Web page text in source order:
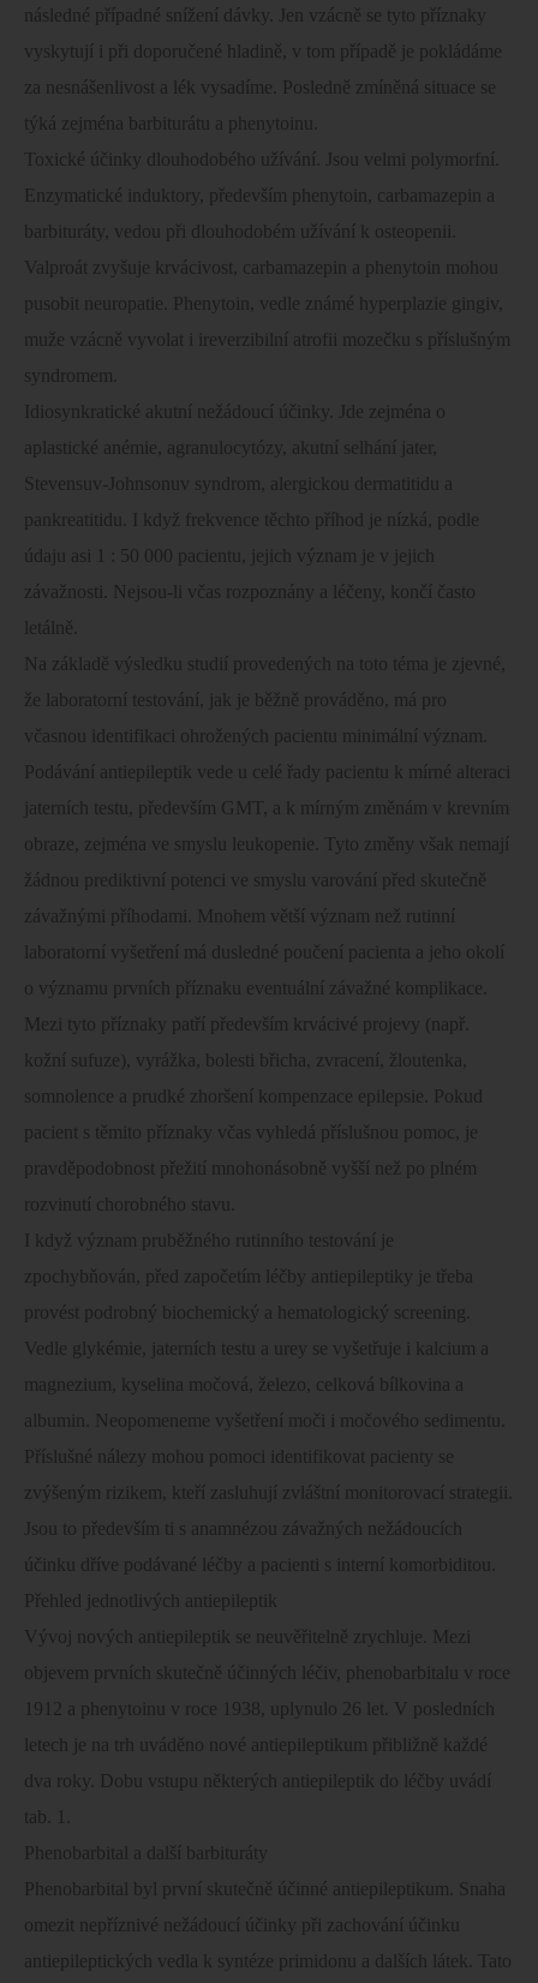
následné případné snížení dávky. Jen vzácně se tyto příznaky
vyskytují i při doporučené hladině, v tom případě je pokládáme
za nesnášenlivost a lék vysadíme. Posledně zmíněná situace se
týká zejména barbiturátu a phenytoinu.
Toxické účinky dlouhodobého užívání. Jsou velmi polymorfní.
Enzymatické induktory, především phenytoin, carbamazepin a
barbituráty, vedou při dlouhodobém užívání k osteopenii.
Valproát zvyšuje krvácivost, carbamazepin a phenytoin mohou
pusobit neuropatie. Phenytoin, vedle známé hyperplazie gingiv,
muže vzácně vyvolat i ireverzibilní atrofii mozečku s příslušným
syndromem.
Idiosynkratické akutní nežádoucí účinky. Jde zejména o
aplastické anémie, agranulocytózy, akutní selhání jater,
Stevensuv-Johnsonuv syndrom, alergickou dermatitidu a
pankreatitidu. I když frekvence těchto příhod je nízká, podle
údaju asi 1 : 50 000 pacientu, jejich význam je v jejich
závažnosti. Nejsou-li včas rozpoznány a léčeny, končí často
letálně.
Na základě výsledku studií provedených na toto téma je zjevné,
že laboratorní testování, jak je běžně prováděno, má pro
včasnou identifikaci ohrožených pacientu minimální význam.
Podávání antiepileptik vede u celé řady pacientu k mírné alteraci
jaterních testu, především GMT, a k mírným změnám v krevním
obraze, zejména ve smyslu leukopenie. Tyto změny však nemají
žádnou prediktivní potenci ve smyslu varování před skutečně
závažnými příhodami. Mnohem větší význam než rutinní
laboratorní vyšetření má dusledné poučení pacienta a jeho okolí
o významu prvních příznaku eventuální závažné komplikace.
Mezi tyto příznaky patří především krvácivé projevy (např.
kožní sufuze), vyrážka, bolesti břicha, zvracení, žloutenka,
somnolence a prudké zhoršení kompenzace epilepsie. Pokud
pacient s těmito příznaky včas vyhledá příslušnou pomoc, je
pravděpodobnost přežití mnohonásobně vyšší než po plném
rozvinutí chorobného stavu.
I když význam pruběžného rutinního testování je
zpochybňován, před započetím léčby antiepileptiky je třeba
provést podrobný biochemický a hematologický screening.
Vedle glykémie, jaterních testu a urey se vyšetřuje i kalcium a
magnezium, kyselina močová, železo, celková bílkovina a
albumin. Neopomeneme vyšetření moči i močového sedimentu.
Příslušné nálezy mohou pomoci identifikovat pacienty se
zvýšeným rizikem, kteří zasluhují zvláštní monitorovací strategii.
Jsou to především ti s anamnézou závažných nežádoucích
účinku dříve podávané léčby a pacienti s interní komorbiditou.
Přehled jednotlivých antiepileptik
Vývoj nových antiepileptik se neuvěřitelně zrychluje. Mezi
objevem prvních skutečně účinných léčiv, phenobarbitalu v roce
1912 a phenytoinu v roce 1938, uplynulo 26 let. V posledních
letech je na trh uváděno nové antiepileptikum přibližně každé
dva roky. Dobu vstupu některých antiepileptik do léčby uvádí
tab. 1.
Phenobarbital a další barbituráty
Phenobarbital byl první skutečně účinné antiepileptikum. Snaha
omezit nepříznivé nežádoucí účinky při zachování účinku
antiepileptických vedla k syntéze primidonu a dalších látek. Tato